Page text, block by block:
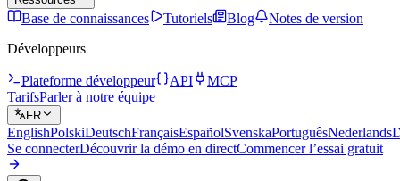
Base de connaissances Tutoriels Blog
Notes de version
Développeurs
Plateforme développeur API
MCP
TarifsParler à notre équipe
FR
EnglishPolskiDeutschFrançaisEspañolSvenskaPortuguêsNederlands
Se connecterDécouvrir la démo en directCommencer l’essai gratuit